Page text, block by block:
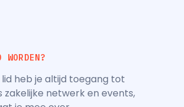
lid heb je altijd toegang tot
zakelijke netwerk en events,